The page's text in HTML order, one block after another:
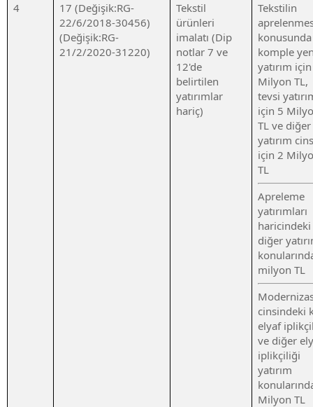
4
17 (Değişik:RG-
22/6/2018-30456)
(Değişik:RG-
21/2/2020-31220)
Tekstil
ürünleri
imalatı (Dip
notlar 7 ve
12'de
belirtilen
yatırımlar
hariç)
Tekstilin
konusunda
komple
yatırım
Milyon TL,
tevsi
için 5
TL ve diğer
yatırım
için 2
TL
Apreleme
yatırımları
haricindeki
diğer
milyon TL
cinsindeki
elyaf
ve diğer
iplikçiliği
yatırım
Milyon TL